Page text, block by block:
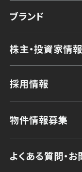
ブランド
株主・投資家情報
採用情報
物件情報募集
よくある質問・